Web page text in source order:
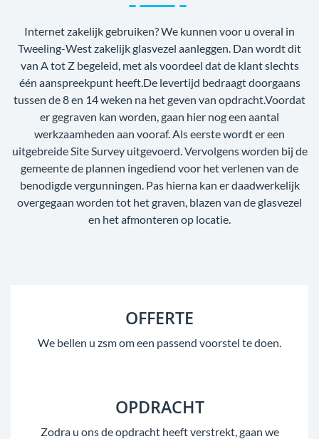
Internet zakelijk gebruiken? We kunnen voor u overal in
Tweeling-West zakelijk glasvezel aanleggen. Dan wordt dit
van A tot Z begeleid, met als voordeel dat de klant slechts
één aanspreekpunt heeft.De levertijd bedraagt doorgaans
tussen de 8 en 14 weken na het geven van opdracht.Voordat
er gegraven kan worden, gaan hier nog een aantal
werkzaamheden aan vooraf. Als eerste wordt er een
uitgebreide Site Survey uitgevoerd. Vervolgens worden bij de
gemeente de plannen ingediend voor het verlenen van de
benodigde vergunningen. Pas hierna kan er daadwerkelijk
overgegaan worden tot het graven, blazen van de glasvezel
en het afmonteren op locatie.
OFFERTE
We bellen u zsm om een passend voorstel te doen.
OPDRACHT
Zodra u ons de opdracht heeft verstrekt, gaan we